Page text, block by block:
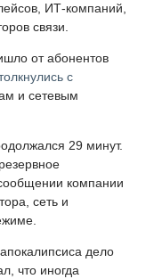
ИТ-компаний,
связи.
от абонентов
с
и сетевым
29 минут.
компании
сеть и
дело
что иногда